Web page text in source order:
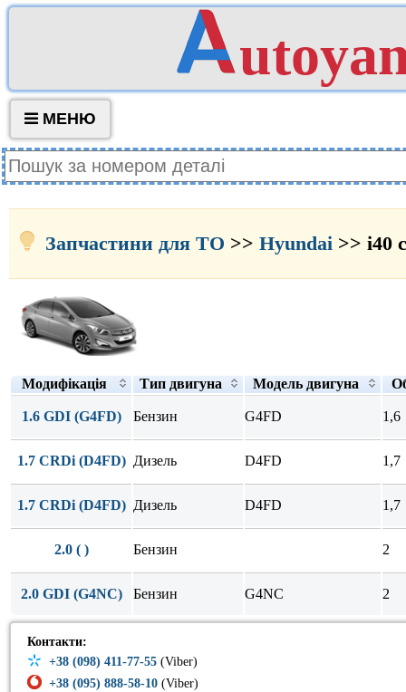
МЕНЮ
Запчастини для ТО >> Hyundai >> i40
Модифікація Тип двигуна Модель двигуна
1.6 GDI (G4FD) Бензин G4FD 1,6
1.7 CRDi (D4FD) Дизель D4FD 1,7
1.7 CRDi (D4FD) Дизель D4FD 1,7
2.0 ( ) Бензин 2
2.0 GDI (G4NC) Бензин G4NC 2
Контакти:
+38 (098) 411-77-55 (Viber)
+38 (095) 888-58-10 (Viber)